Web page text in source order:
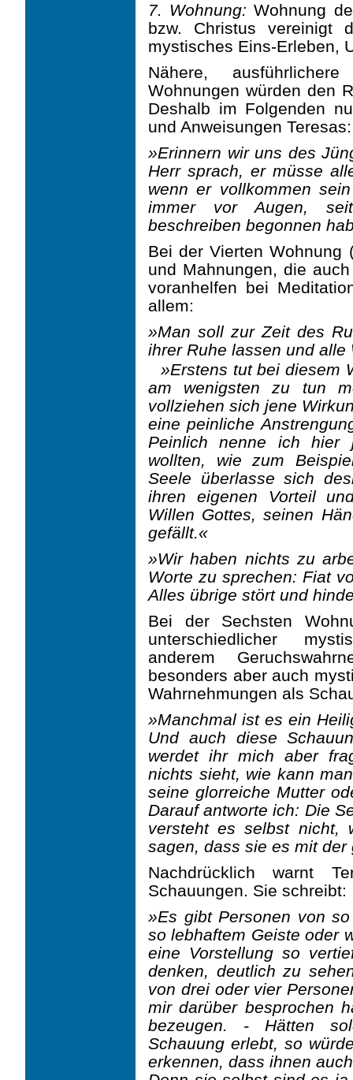
7. Wohnung: Wohnung
bzw. Christus vereinigt
mystisches Eins-Erleben,
Nähere,
Wohnungen würden den
Deshalb im Folgenden
und Anwei­sungen Teresas:
»Erinnern wir uns des
Herr sprach, er müsse
wenn er vollkommen
immer vor Augen,
beschreiben begonnen
Bei der Vierten Wohnung
und Mahnungen, die
voranhelfen bei
allem:
»Man soll zur Zeit des
ihrer Ruhe lassen und
»Erstens tut bei diesem
am wenigsten zu tun
vollziehen sich jene
eine peinliche
Peinlich nenne ich hier
wollten, wie zum
Seele überlasse sich
ihren eigenen Vorteil
Willen Gottes, seinen
gefällt.«
»Wir haben nichts zu
Worte zu sprechen: Fiat
Alles übrige stört und
Bei der Sechsten
unterschiedlicher
anderem
besonders aber auch
Wahrnehmungen als
»Manchmal ist es ein
Und auch diese
werdet ihr mich aber
nichts sieht, wie kann
seine glorreiche Mutter
Darauf antworte ich: Die
versteht es selbst nicht,
sagen, dass sie es mit
Nachdrücklich warnt
Schauungen. Sie schreibt:
»Es gibt Personen von
so lebhaftem Geiste oder
eine Vorstellung so
denken, deutlich zu
von drei oder vier
mir darüber besprochen
bezeugen. - Hätten
Schauung erlebt, so
erkennen, dass ihnen